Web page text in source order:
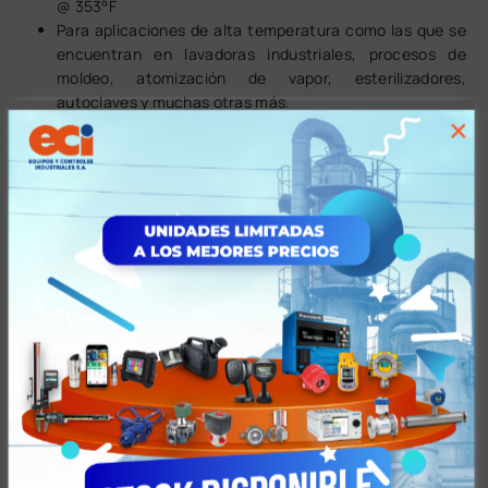
@ 353°F
Para aplicaciones de alta temperatura como las que se
encuentran en lavadoras industriales, procesos de
moldeo, atomización de vapor, esterilizadores,
autoclaves y muchas otras más.
La serie 8263 se compone de válvulas miniatura de
acción directa.
Información adicional
Especificaciones
Características
Tiempos y Condiciones de Entrega
×